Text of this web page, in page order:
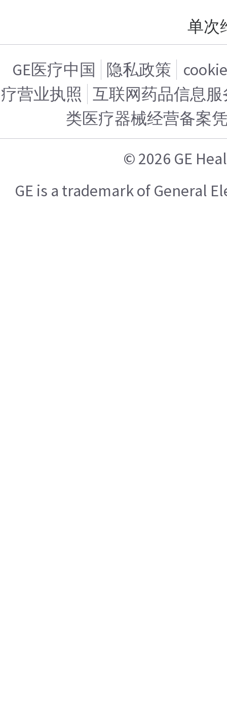
单次
GE医疗中国 隐私政策
疗营业执照 互联网药品信息服
类医疗器械经营备案
© 2026 GE
GE is a trademark of General